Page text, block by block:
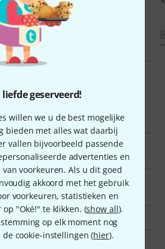
geserveerd!
willen we u de best mogelijke
bieden met alles wat daarbij
vallen bijvoorbeeld passende
advertenties en
voorkeuren. Als u dit goed
akkoord met het gebruik
voorkeuren, statistieken en
"Oké!" te klikken. (show all).
op elk moment nog
cookie-instellingen (hier).
€ 26
Navigator
voor therapie- en meditatieve
oogopslag
Snaren voor therapie- en
Meditatie en Muziektherapie
Traditionele instrumenten